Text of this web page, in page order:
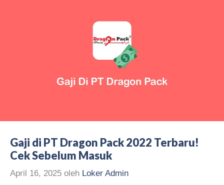
Gaji di PT Dragon Pack 2022 Terbaru!
Cek Sebelum Masuk
April 16, 2025 oleh Loker Admin